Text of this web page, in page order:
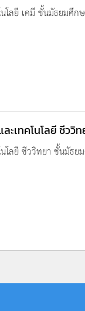
โลยี เคมี ชั้นมัธยมศึ
ะเทคโนโลยี ชีววิ
โลยี ชีววิทยา ชั้นมัธ